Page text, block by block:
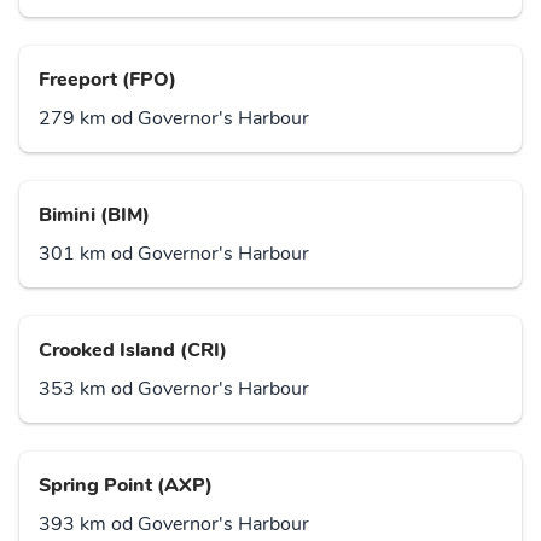
Freeport (FPO)
279 km od Governor's Harbour
Bimini (BIM)
301 km od Governor's Harbour
Crooked Island (CRI)
353 km od Governor's Harbour
Spring Point (AXP)
393 km od Governor's Harbour